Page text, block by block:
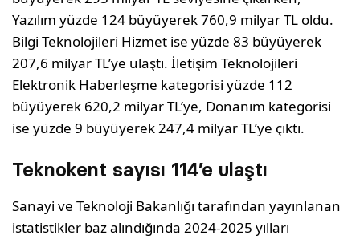
Yazılım yüzde 124 büyüyerek 760,9 milyar TL oldu.
Bilgi Teknolojileri Hizmet ise yüzde 83 büyüyerek
207,6 milyar TL’ye ulaştı. İletişim Teknolojileri
Elektronik Haberleşme kategorisi yüzde 112
büyüyerek 620,2 milyar TL’ye, Donanım kategorisi
ise yüzde 9 büyüyerek 247,4 milyar TL’ye çıktı.
Teknokent sayısı 114’e ulaştı
Sanayi ve Teknoloji Bakanlığı tarafından yayınlanan
istatistikler baz alındığında 2024-2025 yılları